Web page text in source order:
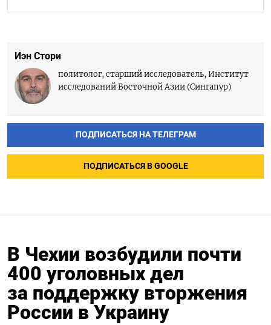
Иэн Стори
политолог, старший исследователь, Институт
исследований Восточной Азии (Сингапур)
ПОДПИСАТЬСЯ НА ТЕЛЕГРАМ
ПОДПИСАТЬСЯ В GOOGLE
В Чехии возбудили почти
400 уголовных дел
за поддержку вторжения
России в Украину